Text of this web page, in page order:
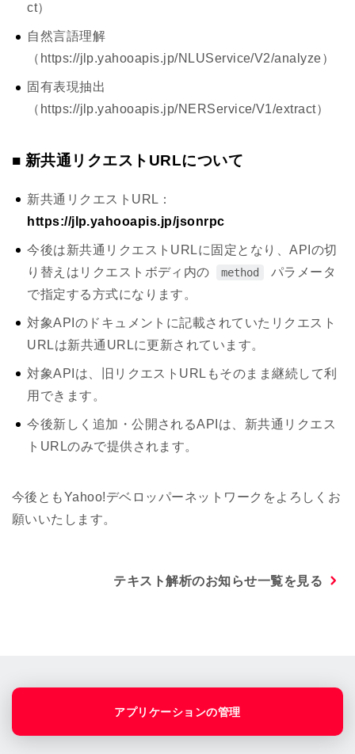
ct）
自然言語理解
（https://jlp.yahooapis.jp/NLUService/V2/analyze）
固有表現抽出
（https://jlp.yahooapis.jp/NERService/V1/extract）
■ 新共通リクエストURLについて
新共通リクエストURL：
https://jlp.yahooapis.jp/jsonrpc
今後は新共通リクエストURLに固定となり、APIの切
り替えはリクエストボディ内の
method
パラメータ
で指定する方式になります。
対象APIのドキュメントに記載されていたリクエスト
URLは新共通URLに更新されています。
対象APIは、旧リクエストURLもそのまま継続して利
用できます。
今後新しく追加・公開されるAPIは、新共通リクエス
トURLのみで提供されます。
今後ともYahoo!デベロッパーネットワークをよろしくお
願いいたします。
テキスト解析のお知らせ一覧を見る
アプリケーションの管理